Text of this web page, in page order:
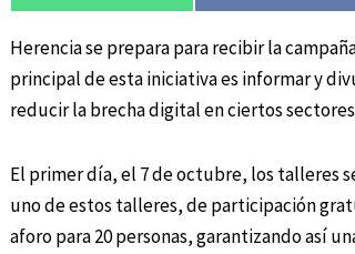
Herencia se prepara para recibir la
principal de esta iniciativa es informar y
reducir la brecha digital en ciertos
El primer día, el 7 de octubre, los talleres
uno de estos talleres, de participación
aforo para 20 personas, garantizando así